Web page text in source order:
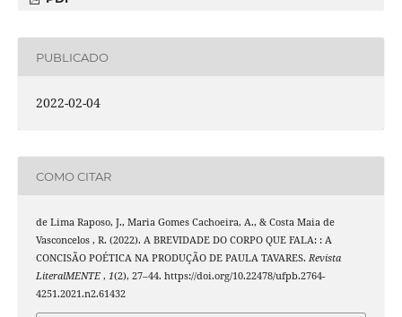
PUBLICADO
2022-02-04
COMO CITAR
de Lima Raposo, J., Maria Gomes Cachoeira, A., & Costa Maia de
Vasconcelos , R. (2022). A BREVIDADE DO CORPO QUE FALA: : A
CONCISÃO POÉTICA NA PRODUÇÃO DE PAULA TAVARES. Revista
LiteralMENTE , 1(2), 27–44. https://doi.org/10.22478/ufpb.2764-
4251.2021.n2.61432